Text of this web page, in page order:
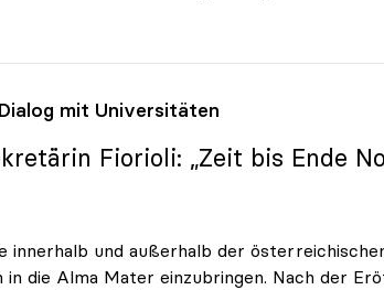
Haltung
mit Universitäten
Fiorioli: „Zeit bis Ende
innerhalb und außerhalb der
die Alma Mater einzubringen. Nach der